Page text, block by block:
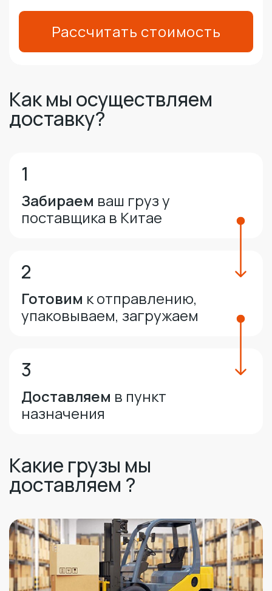
Рассчитать стоимость
Как мы осуществляем
доставку?
1
Забираем ваш груз у
поставщика в Китае
2
Готовим к отправлению,
упаковываем, загружаем
3
Доставляем в пункт
назначения
Какие грузы мы
доставляем ?